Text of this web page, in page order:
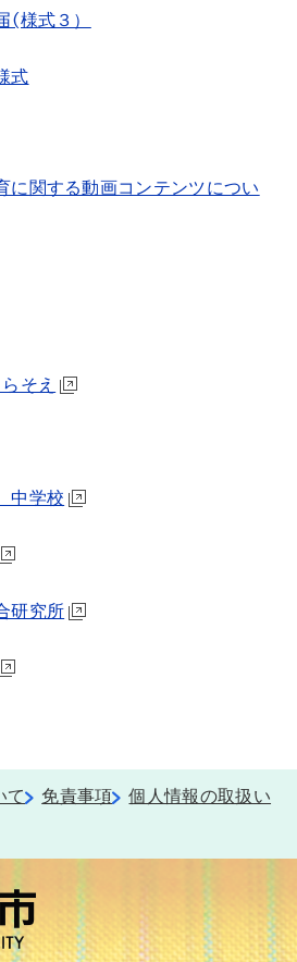
(様式３）
式
に関する動画コンテンツについ
そえ
中学校
研究所
て 免責事項
個人情報の取扱い